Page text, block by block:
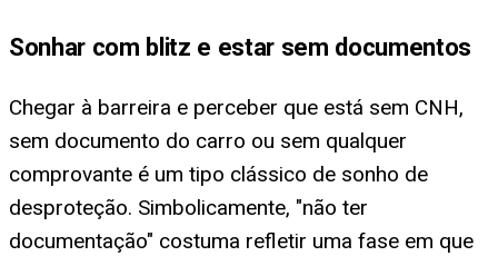
Sonhar com blitz e estar sem documentos
Chegar à barreira e perceber que está sem CNH,
sem documento do carro ou sem qualquer
comprovante é um tipo clássico de sonho de
desproteção. Simbolicamente, "não ter
documentação" costuma refletir uma fase em que